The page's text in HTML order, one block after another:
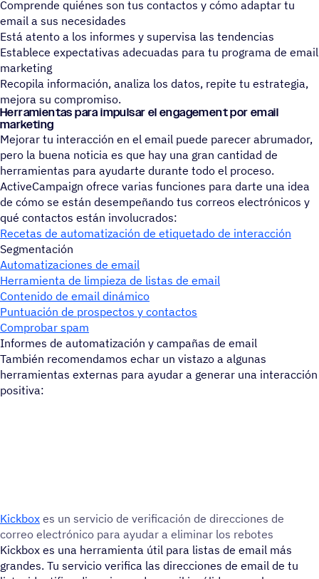
Comprende quiénes son tus contactos y cómo adaptar tu
email a sus necesidades
Está atento a los informes y supervisa las tendencias
Establece expectativas adecuadas para tu programa de email
marketing
Recopila información, analiza los datos, repite tu estrategia,
mejora su compromiso.
Herra­mien­tas para impul­sar el enga­ge­ment por email
marketing
Mejorar tu interacción en el email puede parecer abrumador,
pero la buena noticia es que hay una gran cantidad de
herramientas para ayudarte durante todo el proceso.
ActiveCampaign ofrece varias funciones para darte una idea
de cómo se están desempeñando tus correos electrónicos y
qué contactos están involucrados:
Recetas de automatización de etiquetado de interacción
Segmentación
Automatizaciones de email
Herramienta de limpieza de listas de email
Contenido de email dinámico
Puntuación de prospectos y contactos
Comprobar spam
Informes de automatización y campañas de email
También recomendamos echar un vistazo a algunas
herramientas externas para ayudar a generar una interacción
positiva:
Kickbox es un servi­cio de veri­fi­ca­ción de direc­cio­nes de
correo elec­tró­nico para ayudar a elimi­nar los rebotes
Kickbox es una herramienta útil para listas de email más
grandes. Tu servicio verifica las direcciones de email de tu